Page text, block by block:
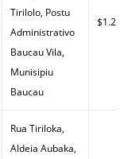
Tirilolo, Postu
Administrativo
Baucau Vila,
Munisipiu
Baucau
$1.26
Rua Tiriloka,
Aldeia Aubaka,